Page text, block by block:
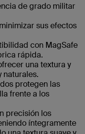
de grado militar
sus efectos
con MagSafe
rápida.
una textura y
naturales.
protegen las
frente a los
precisión los
íntegramente